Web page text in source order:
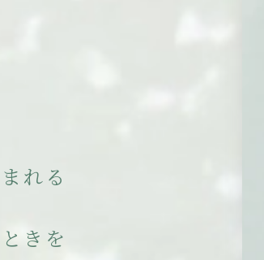
ま れ る
と き を